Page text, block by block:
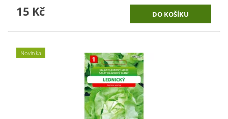
15 Kč
Novinka